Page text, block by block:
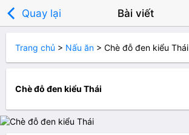
Quay lại Bài viết
Trang chủ > Nấu ăn > Chè đỗ đen kiểu Thái
Chè đỗ đen kiểu Thái